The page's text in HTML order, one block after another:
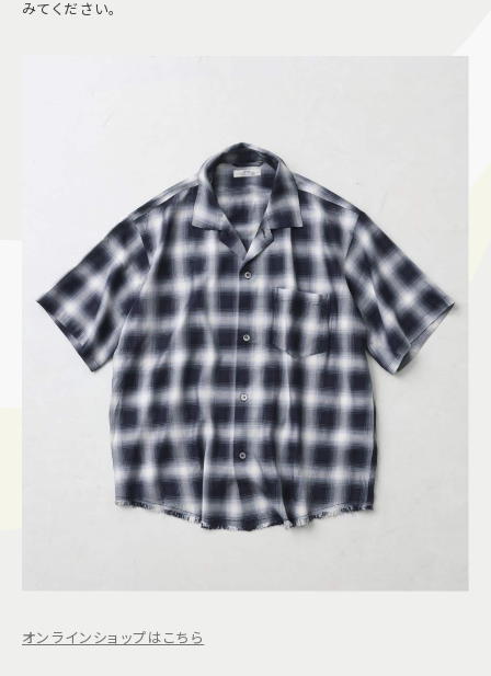
みてください。
オンラインショップはこちら